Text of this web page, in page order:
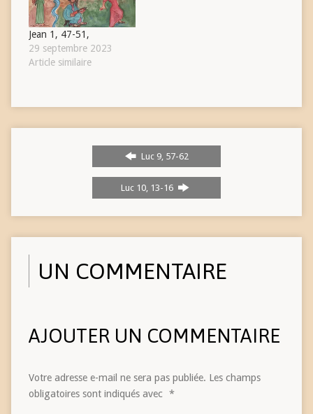
Jean 1, 47-51,
29 septembre 2023
Article similaire
Luc 9, 57-62
Luc 10, 13-16
UN COMMENTAIRE
AJOUTER UN COMMENTAIRE
Votre adresse e-mail ne sera pas publiée. Les champs
obligatoires sont indiqués avec *